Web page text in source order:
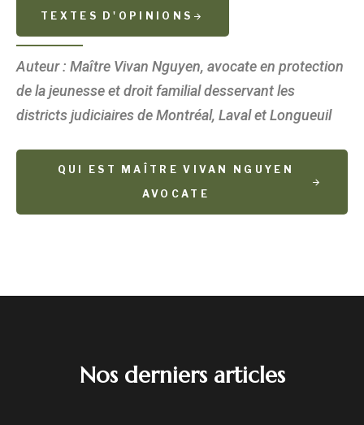
TEXTES D'OPINIONS
Auteur : Maître Vivan Nguyen, avocate en protection
de la jeunesse et droit familial desservant les
districts judiciaires de Montréal, Laval et Longueuil
QUI EST MAÎTRE VIVAN NGUYEN
AVOCATE
Nos derniers articles